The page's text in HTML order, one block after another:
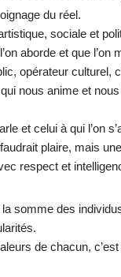
du réel.
sociale et
aborde et que l’on
opérateur culturel,
nous anime et
et celui à qui l’on
plaire, mais
respect et
la somme des
de chacun,